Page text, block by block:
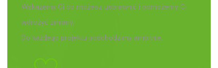
Wskażemy Ci co możesz usprawnić i pomożemy Ci
wdrożyć zmiany.
Do każdego projektu podchodzimy ambitnie.